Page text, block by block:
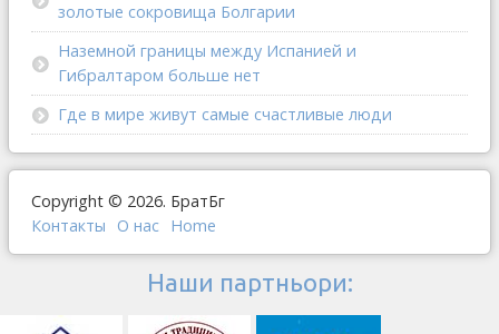
золотые сокровища Болгарии
Наземной границы между Испанией и
Гибралтаром больше нет
Где в мире живут самые счастливые люди
Copyright © 2026. БратБг
Контакты
О наc Home
Наши партньори: